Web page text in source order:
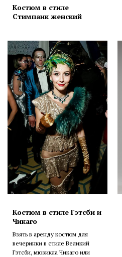
Костюм в стиле
Стимпанк женский
Костюм в стиле Гэтсби и
Чикаго
Взять в аренду костюм для
вечеринки в стиле Великий
Гэтсби, мюзикла Чикаго или